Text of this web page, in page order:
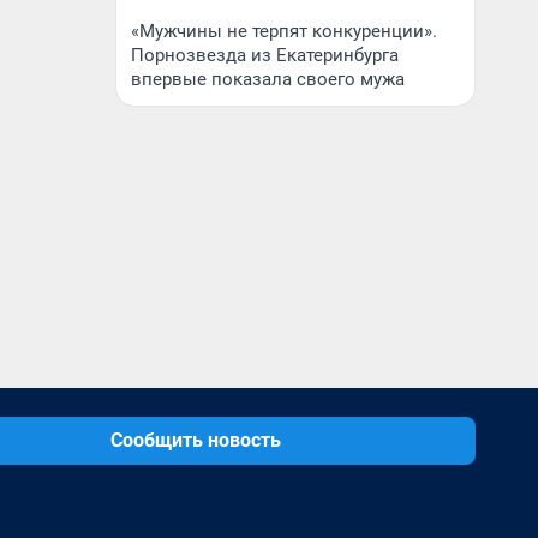
«Мужчины не терпят конкуренции».
Порнозвезда из Екатеринбурга
впервые показала своего мужа
Сообщить новость